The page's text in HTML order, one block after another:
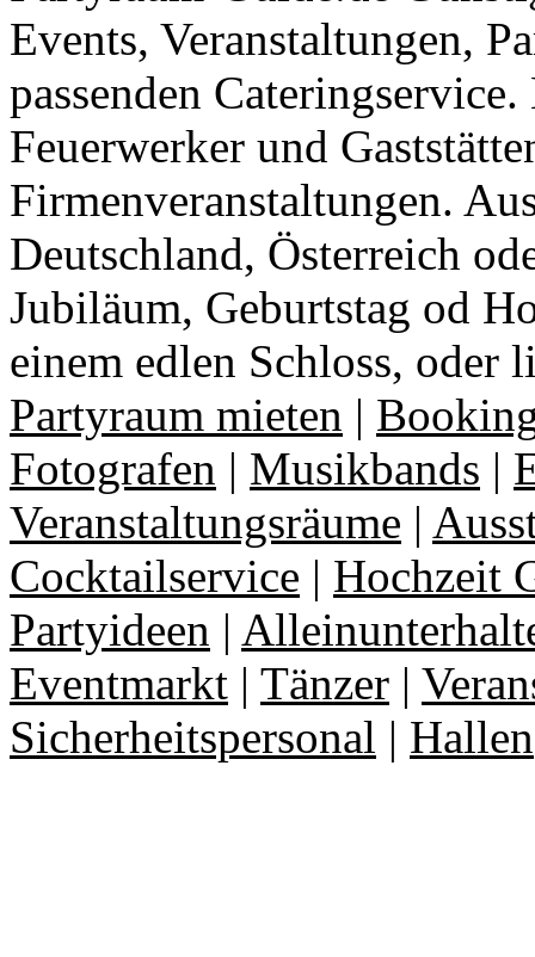
Events, Veranstaltungen,
passenden
Feuerwerker und
Firmenveranstaltungen.
Deutschland, Österreich
Jubiläum, Geburtstag od
einem edlen Schloss, oder
Partyraum mieten |
Fotografen | Musikbands |
Veranstaltungsräume |
Cocktailservice | Hochzeit
Partyideen |
Eventmarkt | Tänzer |
Sicherheitspersonal | Hallen